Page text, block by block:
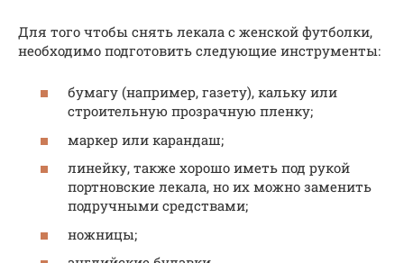
Для того чтобы снять лекала с женской футболки,
необходимо подготовить следующие инструменты:
бумагу (например, газету), кальку или
строительную прозрачную пленку;
маркер или карандаш;
линейку, также хорошо иметь под рукой
портновские лекала, но их можно заменить
подручными средствами;
ножницы;